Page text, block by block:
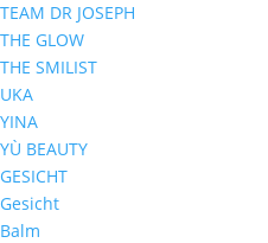
TEAM DR JOSEPH
THE GLOW
THE SMILIST
UKA
YINA
YÙ BEAUTY
GESICHT
Gesicht
Balm